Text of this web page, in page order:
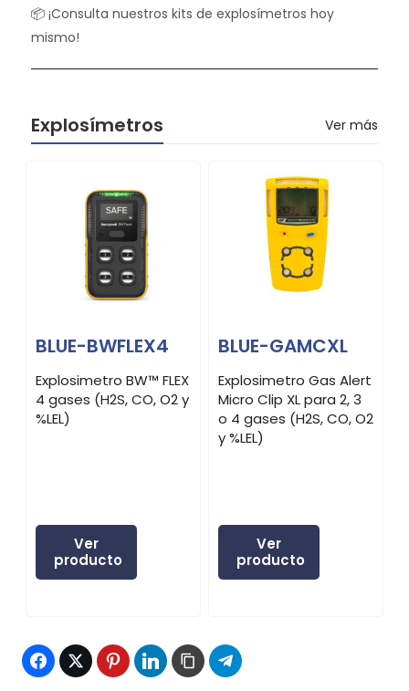
📦 ¡Consulta nuestros kits de explosímetros hoy
mismo!
Explosímetros Ver más
BLUE-BWFLEX4
Explosimetro BW™ FLEX
4 gases (H2S, CO, O2 y
%LEL)
Ver
producto
BLUE-GAMCXL
Explosimetro Gas Alert
Micro Clip XL para 2, 3
o 4 gases (H2S, CO, O2
y %LEL)
Ver
producto